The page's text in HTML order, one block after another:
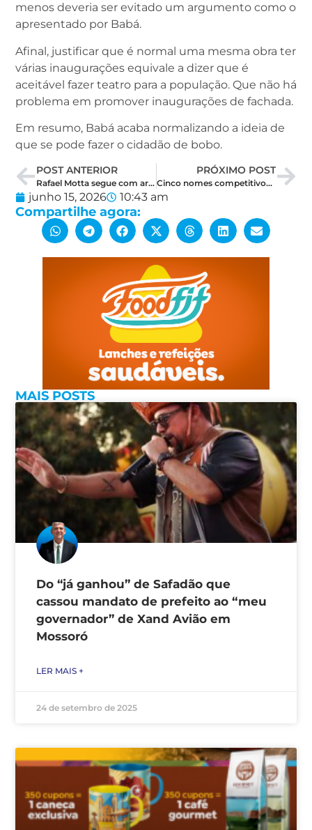
menos deveria ser evitado um argumento como o
apresentado por Babá.
Afinal, justificar que é normal uma mesma obra ter
várias inaugurações equivale a dizer que é
aceitável fazer teatro para a população. Que não há
problema em promover inaugurações de fachada.
Em resumo, Babá acaba normalizando a ideia de
que se pode fazer o cidadão de bobo.
POST ANTERIOR
Rafael Motta segue com articulação política e recebe reforços no Vale e na Costa Branca
PRÓXIMO POST
Cinco nomes competitivos, duas vagas: a corrida ao Senado promete superar a disputa pelo Governo
junho 15, 2026 10:43 am
Compartilhe agora:
MAIS POSTS
Do “já ganhou” de Safadão que
cassou mandato de prefeito ao “meu
governador” de Xand Avião em
Mossoró
LER MAIS +
24 de setembro de 2025